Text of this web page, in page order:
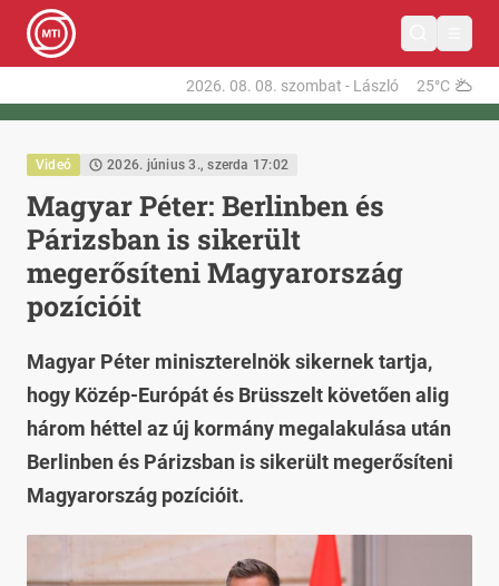
2026. 08. 08. szombat - László 25°C
Videó 2026. június 3., szerda 17:02
Magyar Péter: Berlinben és
Párizsban is sikerült
megerősíteni Magyarország
pozícióit
Magyar Péter miniszterelnök sikernek tartja,
hogy Közép-Európát és Brüsszelt követően alig
három héttel az új kormány megalakulása után
Berlinben és Párizsban is sikerült megerősíteni
Magyarország pozícióit.